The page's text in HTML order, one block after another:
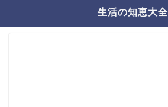
生活の知恵大全